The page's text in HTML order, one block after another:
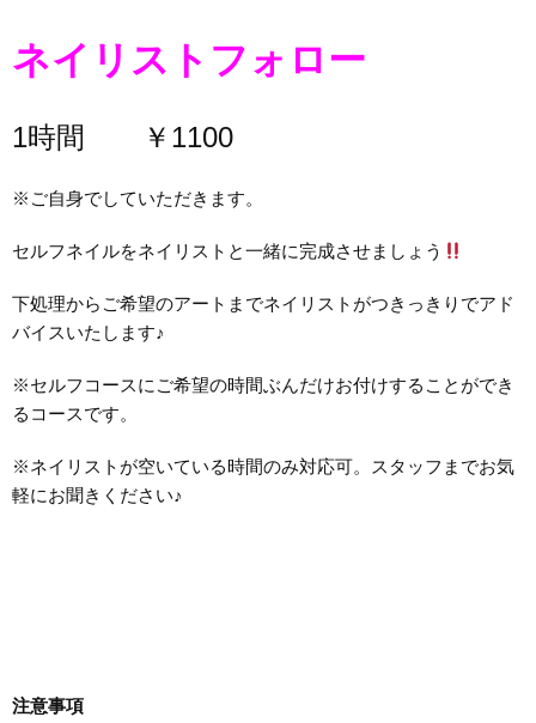
ネイリストフォロー
1時間 ￥1100
※ご自身でしていただきます。
セルフネイルをネイリストと一緒に完成させましょう
下処理からご希望のアートまでネイリストがつきっきりでアド
バイスいたします♪
※セルフコースにご希望の時間ぶんだけお付けすることができ
るコースです。
※ネイリストが空いている時間のみ対応可。スタッフまでお気
軽にお聞きください♪
注意事項